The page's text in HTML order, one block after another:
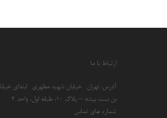
ارتباط با ما
آدرس: تهران- خیابان شهید مطهری- ابتدای
بن بست بیشه – پلاک 10، طبقه اول، واحد 2
شماره های تماس